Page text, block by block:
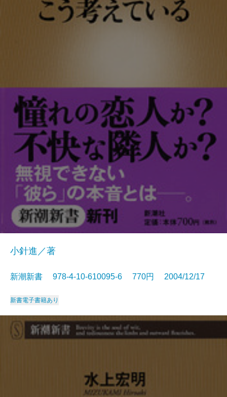
小針進／著
新潮新書 978-4-10-610095-6 770円 2004/12/17
新書電子書籍あり